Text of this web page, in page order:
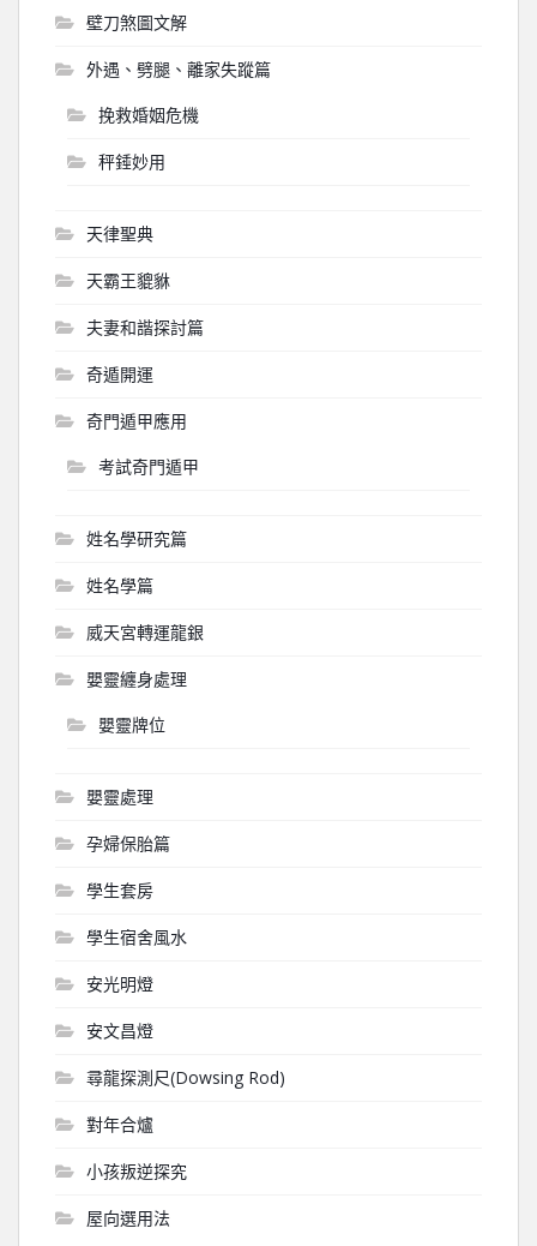
壁刀煞圖文解
外遇、劈腿、離家失蹤篇
挽救婚姻危機
秤錘妙用
天律聖典
天霸王貔貅
夫妻和諧探討篇
奇遁開運
奇門遁甲應用
考試奇門遁甲
姓名學研究篇
姓名學篇
威天宮轉運龍銀
嬰靈纏身處理
嬰靈牌位
嬰靈處理
孕婦保胎篇
學生套房
學生宿舍風水
安光明燈
安文昌燈
尋龍探測尺(Dowsing Rod)
對年合爐
小孩叛逆探究
屋向選用法